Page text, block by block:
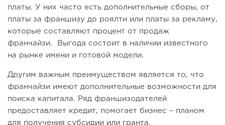
платы. У них часто есть дополнительные сборы, от
платы за франшизу до роялти или платы за рекламу,
которые составляют процент от продаж
франчайзи. Выгода состоит в наличии известного
на рынке имени и готовой модели.
Другим важным преимуществом является то, что
франчайзи имеют дополнительные возможности для
поиска капитала. Ряд франшизодателей
предоставляет кредит, помогает бизнес – планом
для получения субсидии или гранта.